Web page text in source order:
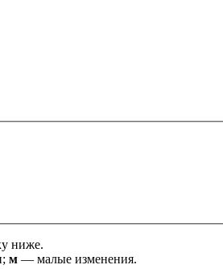
ниже.
м — малые изменения.